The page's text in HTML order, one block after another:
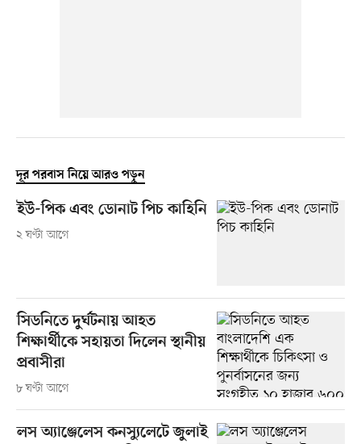
দূর পরবাস নিয়ে আরও পড়ুন
ইউ-পিক এবং ডোনাট পিচ কাহিনি
২ ঘণ্টা আগে
সিডনিতে দুর্ঘটনায় আহত
শিক্ষার্থীকে সহায়তা দিলেন স্থানীয়
প্রবাসীরা
৮ ঘণ্টা আগে
লস অ্যাঞ্জেলেস কনস্যুলেটে জুলাই